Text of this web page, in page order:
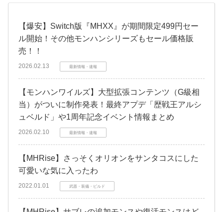
【爆安】Switch版『MHXX』が期間限定499円セー
ル開始！その他モンハンシリーズもセール価格販
売！！
2026.02.13 最新情報・速報
【モンハンワイルズ】大型拡張コンテンツ（G級相
当）がついに制作発表！最終アプデ「歴戦王アルシ
ュベルド」や1周年記念イベント情報まとめ
2026.02.10 最新情報・速報
【MHRise】さっそくオリオンをサンタコスにした
可愛いな気に入ったわ
2022.01.01 武器・装備・ビルド